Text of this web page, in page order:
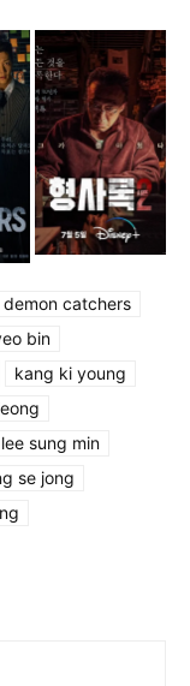
demon catchers
bin
kang ki young
lee sung min
se jong